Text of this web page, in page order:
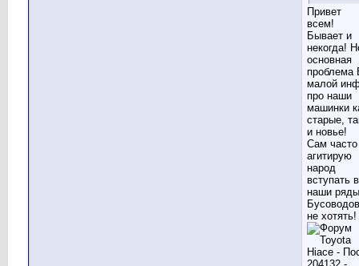
Привет
всем!
Бывает и
некогда!
основная
проблема
малой
про наши
машинки
старые,
и новье!
Сам часто
агитирую
народ
вступать в
наши ряды
не хотять!